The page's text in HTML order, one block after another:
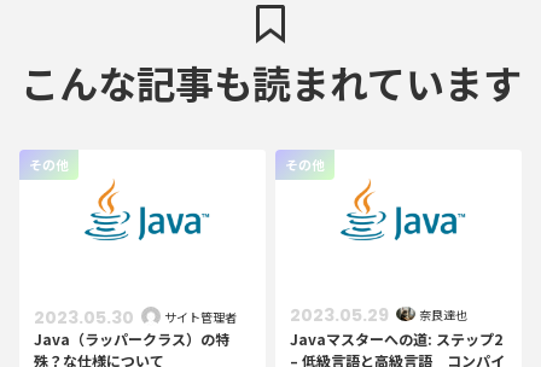
こんな記事も読まれています
その他
Java（ラッパークラス）の特
殊？な仕様について
2023.05.30 サイト管理者
その他
Javaマスターへの道: ステップ2
– 低級言語と高級言語 コンパイ
2023.05.29 奈良達也